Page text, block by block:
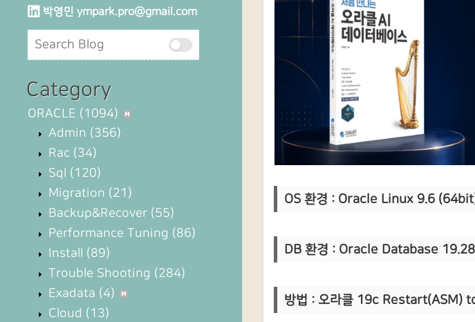
박영민 ympark.pro@gmail.com
Category
ORACLE (1094)
Admin (356)
Rac (34)
Sql (120)
Migration (21)
Backup&Recover (55)
Performance Tuning (86)
Install (89)
Trouble Shooting (284)
Exadata (4)
Cloud (13)
OS 환경 : Oracle Linux 9.6
DB 환경 : Oracle Database
방법 : 오라클 19c Restart(ASM)